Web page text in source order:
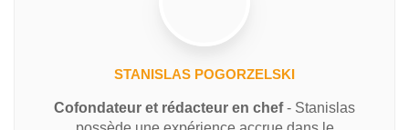
STANISLAS POGORZELSKI
Cofondateur et rédacteur en chef- Stanislas